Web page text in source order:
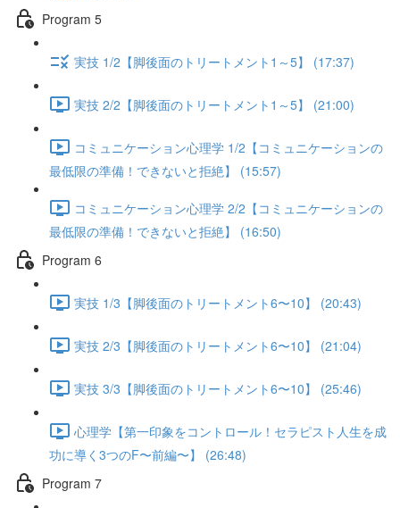
Program 5
実技 1/2【脚後面のトリートメント1～5】 (17:37)
実技 2/2【脚後面のトリートメント1～5】 (21:00)
コミュニケーション心理学 1/2【コミュニケーションの
最低限の準備！できないと拒絶】 (15:57)
コミュニケーション心理学 2/2【コミュニケーションの
最低限の準備！できないと拒絶】 (16:50)
Program 6
実技 1/3【脚後面のトリートメント6〜10】 (20:43)
実技 2/3【脚後面のトリートメント6〜10】 (21:04)
実技 3/3【脚後面のトリートメント6〜10】 (25:46)
心理学【第一印象をコントロール！セラピスト人生を成
功に導く3つのF〜前編〜】 (26:48)
Program 7